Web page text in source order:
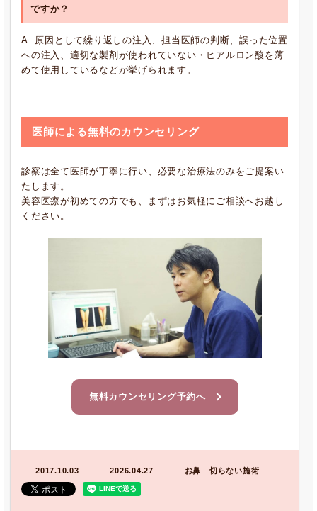
ですか？
A. 原因として繰り返しの注入、担当医師の判断、誤った位置
への注入、適切な製剤が使われていない・ヒアルロン酸を薄
めて使用しているなどが挙げられます。
医師による無料のカウンセリング
診察は全て医師が丁寧に行い、必要な治療法のみをご提案い
たします。
美容医療が初めての方でも、まずはお気軽にご相談へお越し
ください。
無料カウンセリング予約へ
2017.10.03 2026.04.27 お鼻 切らない施術